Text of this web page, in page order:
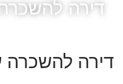
דירה
דירה להשכרה